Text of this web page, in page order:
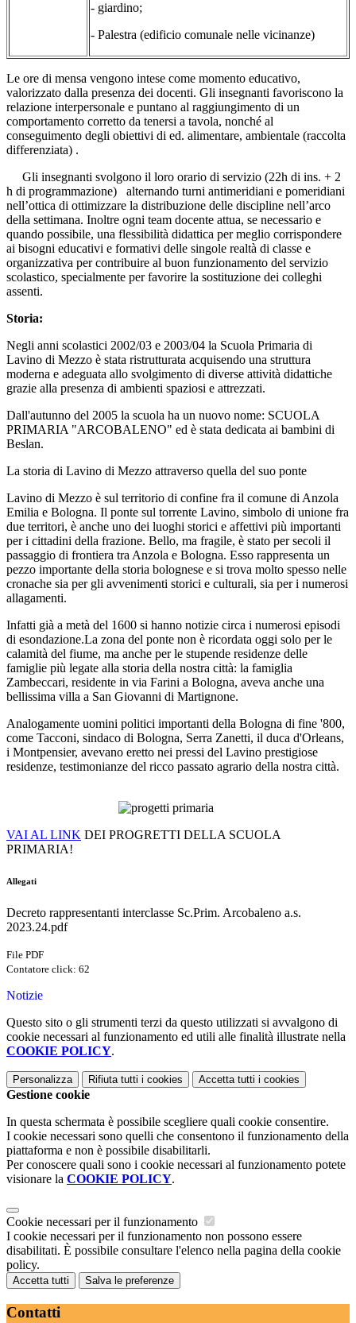
- giardino;
- Palestra (edificio comunale nelle vicinanze)
Le ore di mensa vengono intese come momento educativo,
valorizzato dalla presenza dei docenti. Gli insegnanti favoriscono la
relazione interpersonale e puntano al raggiungimento di un
comportamento corretto da tenersi a tavola, nonché al
conseguimento degli obiettivi di ed. alimentare, ambientale (raccolta
differenziata) .
Gli insegnanti svolgono il loro orario di servizio (22h di ins. + 2
h di programmazione) alternando turni antimeridiani e pomeridiani
nell’ottica di ottimizzare la distribuzione delle discipline nell’arco
della settimana. Inoltre ogni team docente attua, se necessario e
quando possibile, una flessibilità didattica per meglio corrispondere
ai bisogni educativi e formativi delle singole realtà di classe e
organizzativa per contribuire al buon funzionamento del servizio
scolastico, specialmente per favorire la sostituzione dei colleghi
assenti.
Storia:
Negli anni scolastici 2002/03 e 2003/04 la Scuola Primaria di
Lavino di Mezzo è stata ristrutturata acquisendo una struttura
moderna e adeguata allo svolgimento di diverse attività didattiche
grazie alla presenza di ambienti spaziosi e attrezzati.
Dall'autunno del 2005 la scuola ha un nuovo nome: SCUOLA
PRIMARIA "ARCOBALENO" ed è stata dedicata ai bambini di
Beslan.
La storia di Lavino di Mezzo attraverso quella del suo ponte
Lavino di Mezzo è sul territorio di confine fra il comune di Anzola
Emilia e Bologna. Il ponte sul torrente Lavino, simbolo di unione fra
due territori, è anche uno dei luoghi storici e affettivi più importanti
per i cittadini della frazione. Bello, ma fragile, è stato per secoli il
passaggio di frontiera tra Anzola e Bologna. Esso rappresenta un
pezzo importante della storia bolognese e si trova molto spesso nelle
cronache sia per gli avvenimenti storici e culturali, sia per i numerosi
allagamenti.
Infatti già a metà del 1600 si hanno notizie circa i numerosi episodi
di esondazione.La zona del ponte non è ricordata oggi solo per le
calamità del fiume, ma anche per le stupende residenze delle
famiglie più legate alla storia della nostra città: la famiglia
Zambeccari, residente in via Farini a Bologna, aveva anche una
bellissima villa a San Giovanni di Martignone.
Analogamente uomini politici importanti della Bologna di fine '800,
come Tacconi, sindaco di Bologna, Serra Zanetti, il duca d'Orleans,
i Montpensier, avevano eretto nei pressi del Lavino prestigiose
residenze, testimonianze del ricco passato agrario della nostra città.
VAI AL LINK DEI PROGRETTI DELLA SCUOLA
PRIMARIA!
Allegati
Decreto rappresentanti interclasse Sc.Prim. Arcobaleno a.s.
2023.24.pdf
File PDF
Contatore click: 62
Notizie
Questo sito o gli strumenti terzi da questo utilizzati si avvalgono di
cookie necessari al funzionamento ed utili alle finalità illustrate nella
COOKIE POLICY.
Personalizza Rifiuta tutti i cookies Accetta tutti i cookies
Gestione cookie
In questa schermata è possibile scegliere quali cookie consentire.
I cookie necessari sono quelli che consentono il funzionamento della
piattaforma e non è possibile disabilitarli.
Per conoscere quali sono i cookie necessari al funzionamento potete
visionare la COOKIE POLICY.
Cookie necessari per il funzionamento
I cookie necessari per il funzionamento non possono essere
disabilitati. È possibile consultare l'elenco nella pagina della cookie
policy.
Accetta tutti Salva le preferenze
Contatti